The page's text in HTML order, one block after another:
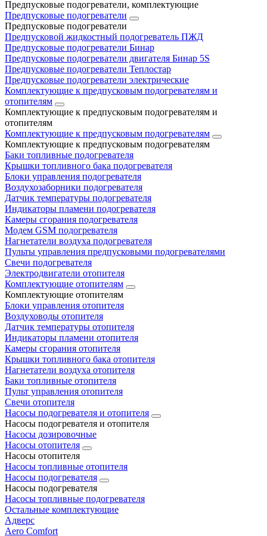
Предпусковые подогреватели, комплектующие
Предпусковые подогреватели
Предпусковые подогреватели
Предпусковой жидкостный подогреватель ПЖД
Предпусковые подогреватели Бинар
Предпусковые подогреватели двигателя Бинар 5S
Предпусковые подогреватели Теплостар
Предпусковые подогреватели электрические
Комплектующие к предпусковым подогревателям и
отопителям
Комплектующие к предпусковым подогревателям и
отопителям
Комплектующие к предпусковым подогревателям
Комплектующие к предпусковым подогревателям
Баки топливные подогревателя
Крышки топливного бака подогревателя
Блоки управления подогревателя
Воздухозаборники подогревателя
Датчик температуры подогревателя
Индикаторы пламени подогревателя
Камеры сгорания подогревателя
Модем GSM подогревателя
Нагнетатели воздуха подогревателя
Пульты управления предпусковыми подогревателями
Свечи подогревателя
Электродвигатели отопителя
Комплектующие отопителям
Комплектующие отопителям
Блоки управления отопителя
Воздуховоды отопителя
Датчик температуры отопителя
Индикаторы пламени отопителя
Камеры сгорания отопителя
Крышки топливного бака отопителя
Нагнетатели воздуха отопителя
Баки топливные отопителя
Пульт управления отопителя
Свечи отопителя
Насосы подогревателя и отопителя
Насосы подогревателя и отопителя
Насосы дозировочные
Насосы отопителя
Насосы отопителя
Насосы топливные отопителя
Насосы подогревателя
Насосы подогревателя
Насосы топливные подогревателя
Остальные комплектующие
Адверс
Aero Comfort